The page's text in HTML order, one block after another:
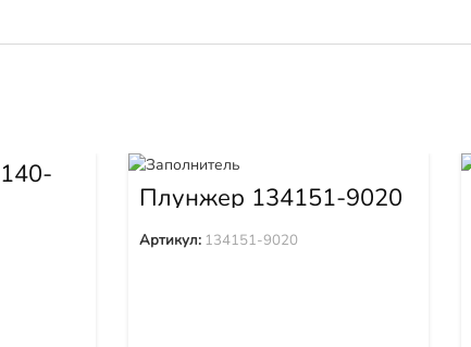
Плунжер 134151-9020
Артикул: 134151-9020